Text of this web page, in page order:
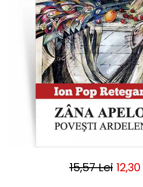
Contemporana
Moderna
Universala
Universala
Non-fictiune
Publicistica / Reportaje / Interviuri
Stiinte umaniste
15,57 Lei